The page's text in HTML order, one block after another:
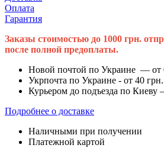
Оплата
Гарантия
Заказы стоимостью до 1000 грн.
после полной предоплаты.
Новой почтой по Украине — от
Укрпочта по Украине - от 40 грн.
Курьером до подъезда по Киеву
Подробнее о доставке
Наличными при получении
Платежной картой